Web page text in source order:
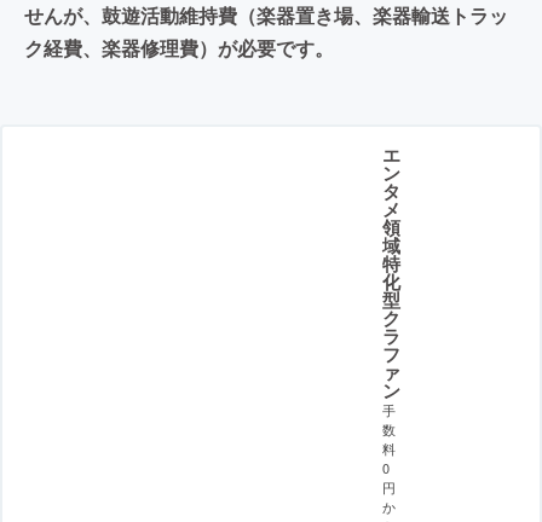
せんが、鼓遊活動維持費（楽器置き場、楽器輸送トラッ
ク経費、楽器修理費）が必要です。
エ
ン
タ
メ
領
域
特
化
型
ク
ラ
フ
ァ
ン
手
数
料
0
円
か